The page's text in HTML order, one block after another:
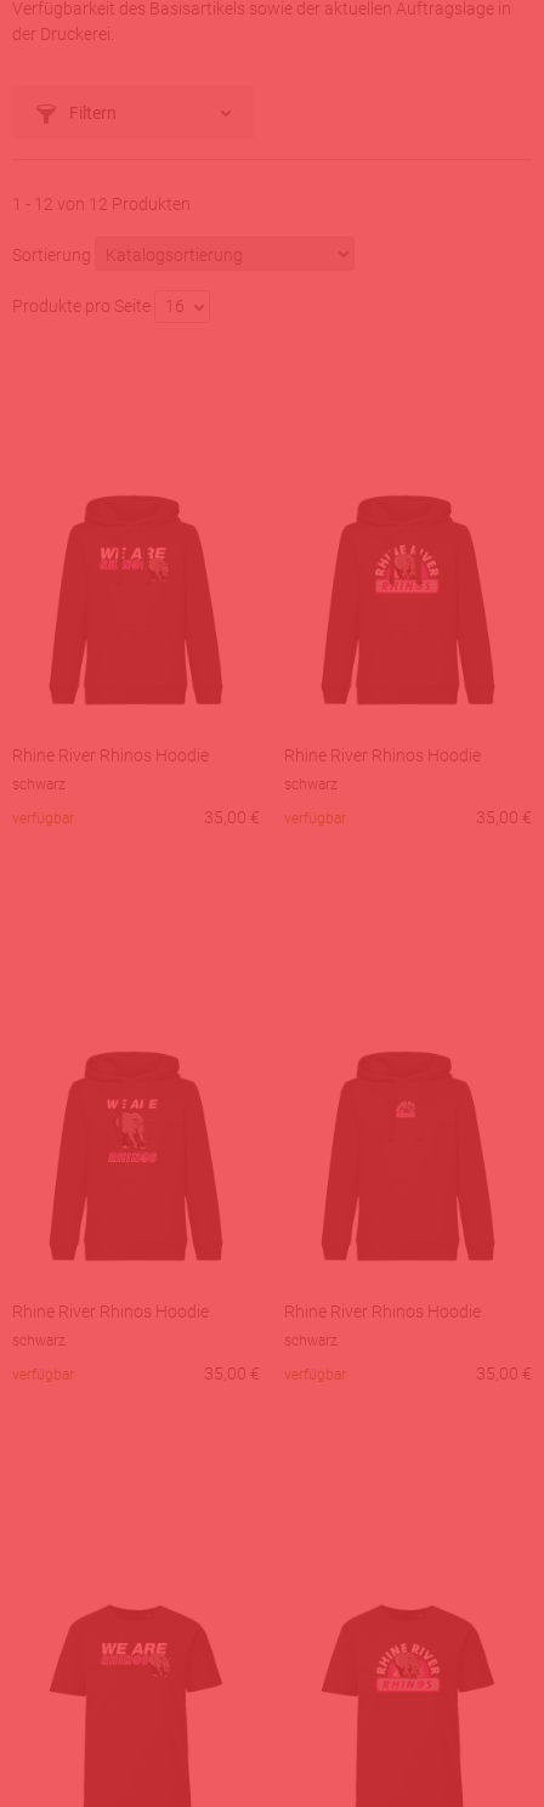
Verfügbarkeit des Basisartikels sowie der aktuellen Auftragslage in
der Druckerei.
Filtern
1 - 12 von 12 Produkten
Sortierung
Produkte pro Seite 16
Rhine River Rhinos Hoodie
schwarz
verfügbar
35,00 €
Rhine River Rhinos Hoodie
schwarz
verfügbar
35,00 €
Rhine River Rhinos Hoodie
schwarz
verfügbar
35,00 €
Rhine River Rhinos Hoodie
schwarz
verfügbar
35,00 €